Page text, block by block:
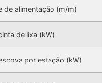
de alimentação (m/m)
de lixa (kW)
por estação (kW)